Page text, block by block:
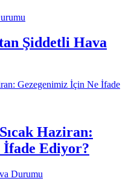
Şiddetli Hava
Haziran:
İfade Ediyor?
Durumu